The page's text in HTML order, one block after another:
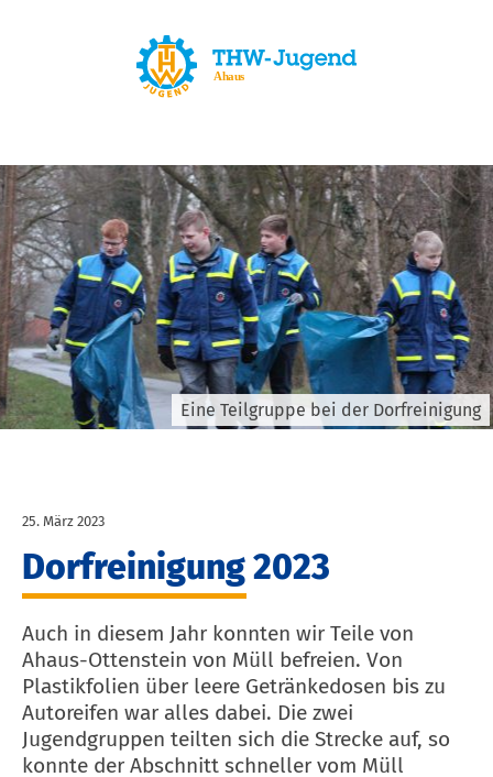
Eine Teilgruppe bei der Dorfreinigung
25. März 2023
Dorfreinigung 2023
Auch in diesem Jahr konnten wir Teile von
Ahaus-Ottenstein von Müll befreien. Von
Plastikfolien über leere Getränkedosen bis zu
Autoreifen war alles dabei. Die zwei
Jugendgruppen teilten sich die Strecke auf, so
konnte der Abschnitt schneller vom Müll